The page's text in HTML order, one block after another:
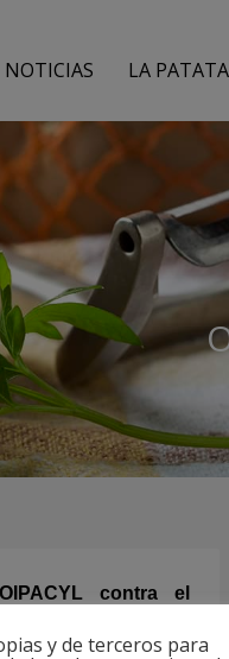
NOTICIAS LA
contra el
y de terceros para